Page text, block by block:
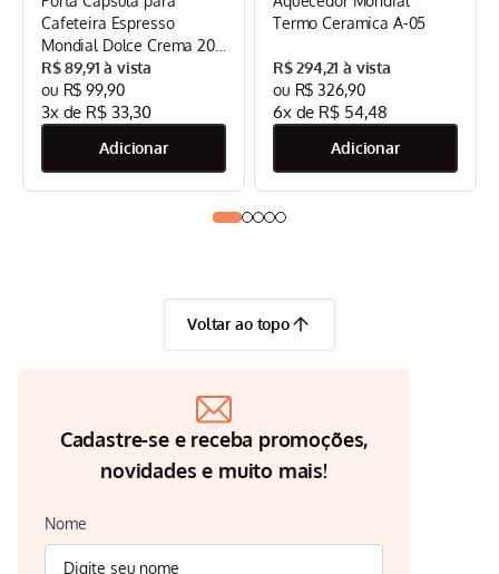
Cafeteira Espresso
Mondial Dolce Crema 20
Bar Mondial Preto/Inox -
CPC-DG
R$ 89,91
R$ 99,90
3x de R$ 33,30
Termo Ceramica A-05
R$ 294,21
R$ 326,90
6x de R$ 54,48
Voltar ao topo
Cadastre-se e receba promoções,
novidades e muito mais!
Nome